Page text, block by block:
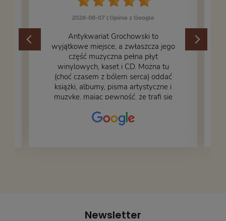
2026-08-07 | Opinia z Google
​Antykwariat Grochowski to
wyjątkowe miejsce, a zwłaszcza jego
część muzyczna pełna płyt
winylowych, kaset i CD. Można tu
(choć czasem z bólem serca) oddać
książki, albumy, pisma artystyczne i
muzykę, mając pewność, że trafi się
– nasze książki w trakcie
przepakowywania. Część oddaliśmy
Newsletter